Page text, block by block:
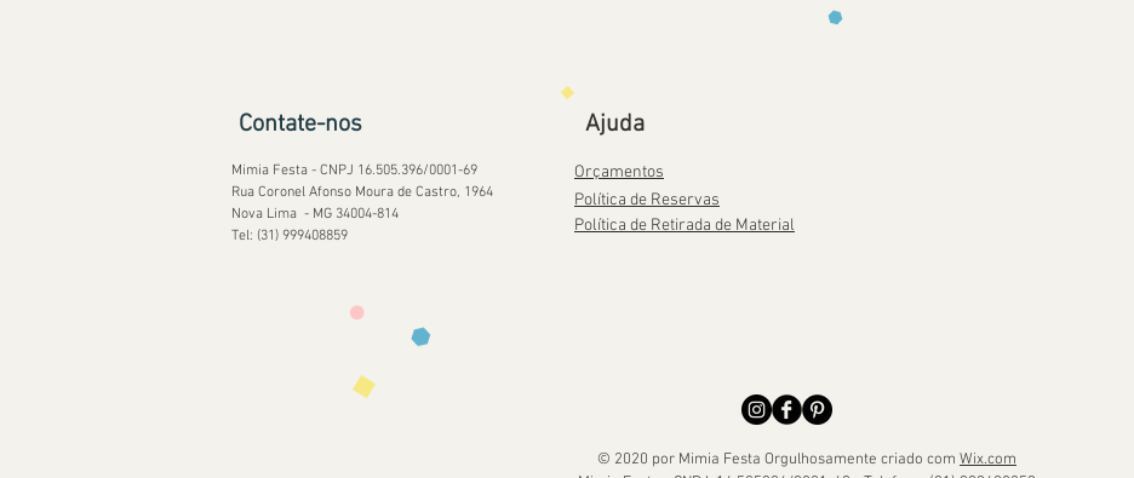
Contate-nos
Mimia Festa - CNPJ 16.505.396/0001-69
Rua Coronel Afonso Moura de Castro, 1964
Nova Lima - MG 34004-814
Tel: (31) 999408859
Ajuda
Orçamentos
Política de Reservas
Política de Retirada de Material
© 2020 por Mimia Festa Orgulhosamente criado com Wix.com